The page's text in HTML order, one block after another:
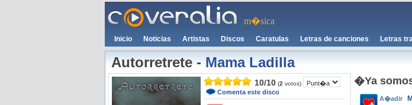
m�sica
Inicio Noticias Artistas Discos Caratulas Letras de canciones Letras
Autorretrete-Mama Ladilla
10/10 (2 votos)
Comenta este disco
�Ya
A�adir